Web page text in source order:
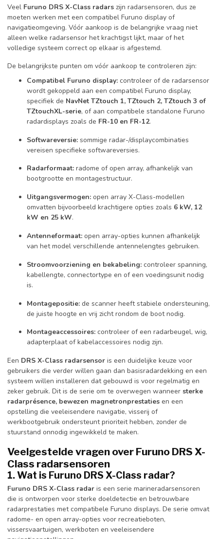
Veel Furuno DRS X-Class radars zijn radarsensoren, dus ze
moeten werken met een compatibel Furuno display of
navigatieomgeving. Vóór aankoop is de belangrijke vraag niet
alleen welke radarsensor het krachtigst lijkt, maar of het
volledige systeem correct op elkaar is afgestemd.
De belangrijkste punten om vóór aankoop te controleren zijn:
Compatibel Furuno display: controleer of de radarsensor
wordt gekoppeld aan een compatibel Furuno display,
specifiek de NavNet TZtouch 1, TZtouch 2, TZtouch 3 of
TZtouchXL-serie, of aan compatibele standalone Furuno
radardisplays zoals de FR-10 en FR-12.
Softwareversie: sommige radar-/displaycombinaties
vereisen specifieke softwareversies.
Radarformaat: radome of open array, afhankelijk van
bootgrootte en montagestructuur.
Uitgangsvermogen: open array X-Class-modellen
omvatten bijvoorbeeld krachtigere opties zoals 6 kW, 12
kW en 25 kW.
Antenneformaat: open array-opties kunnen afhankelijk
van het model verschillende antennelengtes gebruiken.
Stroomvoorziening en bekabeling: controleer spanning,
kabellengte, connectortype en of een voedingsunit nodig
is.
Montagepositie: de scanner heeft stabiele ondersteuning,
de juiste hoogte en vrij zicht rondom de boot nodig.
Montageaccessoires: controleer of een radarbeugel, wig,
adapterplaat of kabelaccessoires nodig zijn.
Een DRS X-Class radarsensor is een duidelijke keuze voor
gebruikers die verder willen gaan dan basisradardekking en een
systeem willen installeren dat gebouwd is voor regelmatig en
zeker gebruik. Dit is de serie om te overwegen wanneer sterke
radarprésence, bewezen magnetronprestaties en een
opstelling die veeleisendere navigatie, visserij of
werkbootgebruik ondersteunt prioriteit hebben, zonder de
stuurstand onnodig ingewikkeld te maken.
Veelgestelde vragen over Furuno DRS X-
Class radarsensoren
1. Wat is Furuno DRS X-Class radar?
Furuno DRS X-Class radar is een serie marineradarsensoren
die is ontworpen voor sterke doeldetectie en betrouwbare
radarprestaties met compatibele Furuno displays. De serie omvat
radome- en open array-opties voor recreatieboten,
vissersvaartuigen, werkboten en veeleisendere